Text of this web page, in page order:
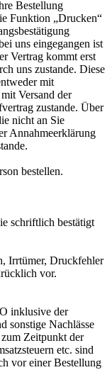
Bestellung
Funktion „Drucken“
uns eingegangen ist
Vertrag kommt erst
uns zustande. Diese
mit
Versand der
zustande. Über
nicht an Sie
Annahmeerklärung
bestellen.
schriftlich bestätigt
Irrtümer, Druckfehler
vor.
inklusive der
sonstige Nachlässe
Zeitpunkt der
etc. sind
vor einer Bestellung